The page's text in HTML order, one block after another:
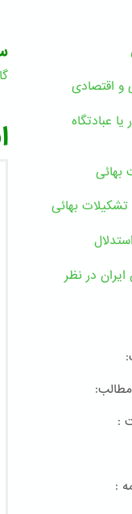
و اقتصادی
عبادتگاه
بهائی
بهائی
در نظر
مطالب:
:
: